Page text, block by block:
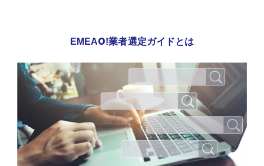
EMEAO!業者選定ガイドとは